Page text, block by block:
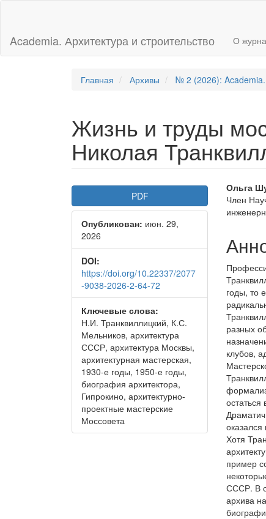
Основное
содержимое
Academia. Архитектура и строительство О
Главная Архивы № 2 (2026): Academia.
Жизнь и труды
Николая
Боковая
панель
статьи
PDF
Опубликован: июн. 29,
2026
DOI:
https://doi.org/10.22337/2077
-9038-2026-2-64-72
Ключевые слова:
Н.И. Транквиллицкий, К.С.
Мельников, архитектура
СССР, архитектура Москвы,
архитектурная мастерская,
1930-е годы, 1950-е годы,
биография архитектора,
Гипрокино, архитектурно-
проектные мастерские
Моссовета
Ольга
Член
годы, то
разных
клубов,
Хотя
пример
СССР. В
архива